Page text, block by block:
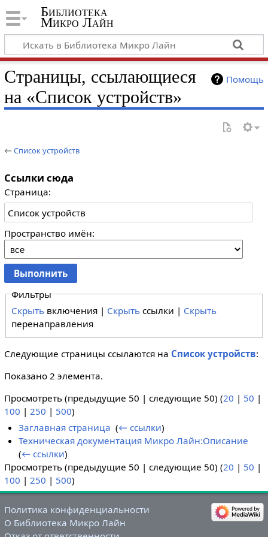
Библиотека
Микро Лайн
Помощь
Страницы, ссылающиеся
на «Список устройств»
←Список устройств
Ссылки сюда
Страница:
Пространство имён:
Фильтры
Скрыть включения | Скрыть ссылки | Скрыть
перенаправления
Следующие страницы ссылаются на Список устройств:
Показано 2 элемента.
Просмотреть (предыдущие 50 | следующие 50) (20 | 50 |
100 | 250 | 500)
Заглавная страница ‎(← ссылки)
Техническая документация Микро Лайн:Описание
(← ссылки)
Просмотреть (предыдущие 50 | следующие 50) (20 | 50 |
100 | 250 | 500)
Политика конфиденциальности
О Библиотека Микро Лайн